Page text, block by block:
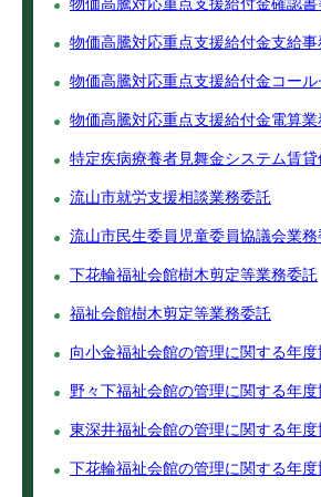
物価高騰対応重点支援給付金確認書
物価高騰対応重点支援給付金支給
物価高騰対応重点支援給付金コー
物価高騰対応重点支援給付金電算
特定疾病療養者見舞金システム賃
流山市就労支援相談業務委託
流山市民生委員児童委員協議会業務
下花輪福祉会館樹木剪定等業務委託
福祉会館樹木剪定等業務委託
向小金福祉会館の管理に関する年度
野々下福祉会館の管理に関する年度
東深井福祉会館の管理に関する年度
下花輪福祉会館の管理に関する年度